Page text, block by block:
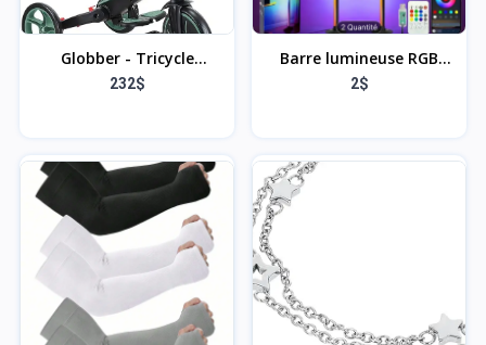
Globber - Tricycle
Explorer 4 en 1 - Tricycle
Tout-Petits de 10 Mois à
5 Ans - Olive
232$
Barre lumineuse RGB
rechargeable
2$